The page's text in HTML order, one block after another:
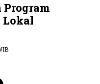
Program
Lokal